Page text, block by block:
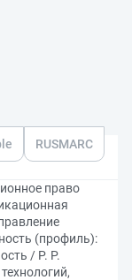
RUSMARC
право
(профиль):
/ Р. Р.